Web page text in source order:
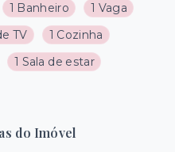
1 Banheiro
1 Vaga
TV
1 Cozinha
1 Sala de estar
do Imóvel